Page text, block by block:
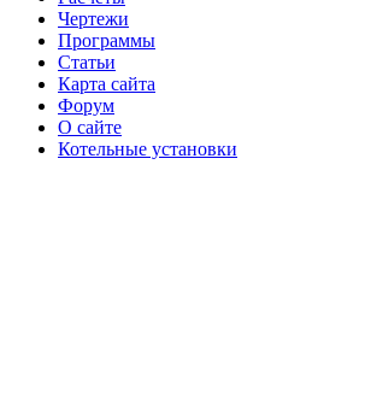
Чертежи
Программы
Статьи
Карта сайта
Форум
О сайте
Котельные установки